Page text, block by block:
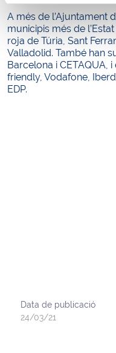
A més de l’Ajuntament
municipis més de
roja de Túria, Sant
Valladolid. També han
Barcelona i CETAQUA,
friendly, Vodafone,
EDP.
Data de publicació
24/03/21